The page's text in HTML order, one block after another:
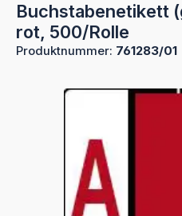
Buchstabenetikett
rot, 500/Rolle
Produktnummer: 761283/01
Bildergalerie überspringen